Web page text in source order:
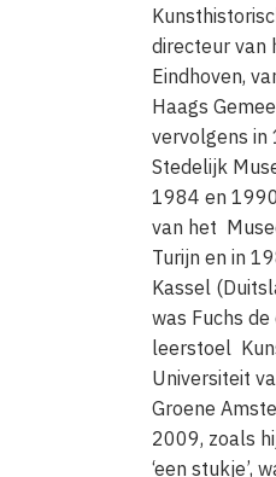
directeur van
Eindhoven,
Haags
vervolgens in
Stedelijk
1984 en
van het
Turijn en in
Kassel
was Fuchs
leerstoel
Universiteit
Groene
2009, zoals
‘een stukje’,